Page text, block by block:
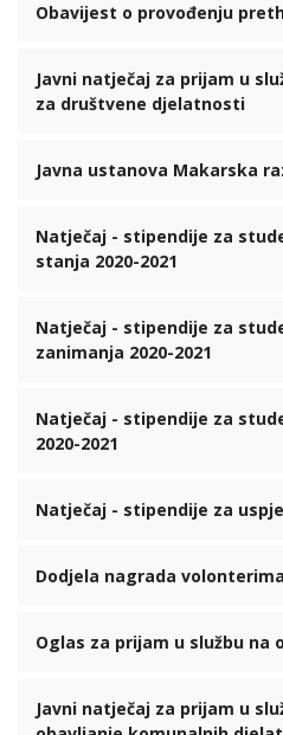
Obavijest o provođenju
Javni natječaj za prijam u
za društvene djelatnosti
Javna ustanova Makarska
Natječaj - stipendije za
stanja 2020-2021
Natječaj - stipendije za
zanimanja 2020-2021
Natječaj - stipendije za
2020-2021
Natječaj - stipendije za
Dodjela nagrada
Oglas za prijam u službu na
Javni natječaj za prijam u